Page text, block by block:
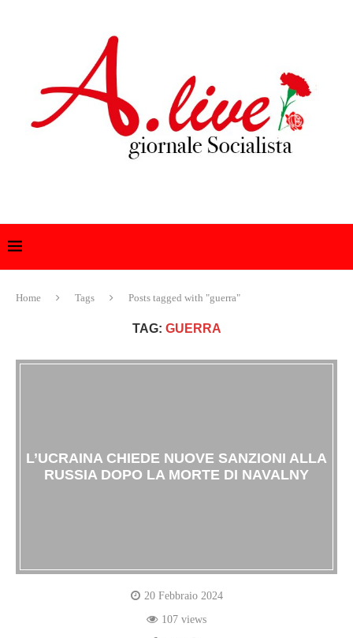
Home Tags Posts tagged with "guerra"
TAG: GUERRA
L’UCRAINA CHIEDE NUOVE SANZIONI ALLA
RUSSIA DOPO LA MORTE DI NAVALNY
20 Febbraio 2024
107 views